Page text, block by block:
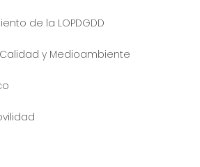
de la LOPDGDD
y Medioambiente